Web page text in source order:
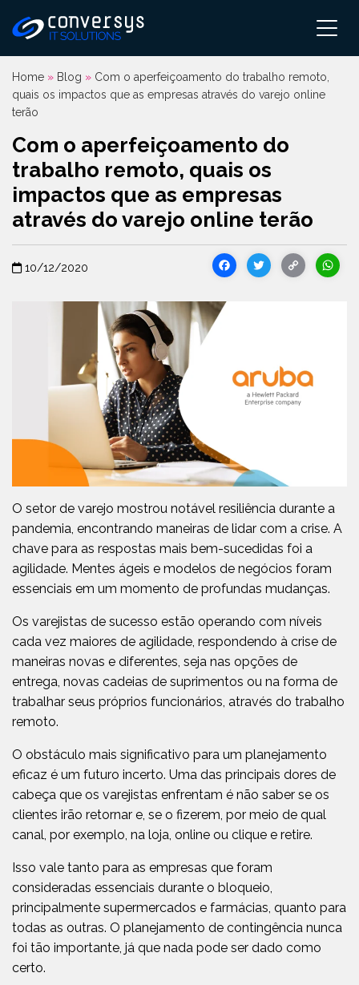
para
conteúdo
Home » Blog » Com o aperfeiçoamento do trabalho remoto,
quais os impactos que as empresas através do varejo online
terão
Com o aperfeiçoamento do
trabalho remoto, quais os
impactos que as empresas
através do varejo online terão
10/12/2020 Facebook
Twitter
O setor de varejo mostrou notável resiliência durante a
pandemia, encontrando maneiras de lidar com a crise. A
chave para as respostas mais bem-sucedidas foi a
agilidade. Mentes ágeis e modelos de negócios foram
essenciais em um momento de profundas mudanças.
Os varejistas de sucesso estão operando com níveis
cada vez maiores de agilidade, respondendo à crise de
maneiras novas e diferentes, seja nas opções de
entrega, novas cadeias de suprimentos ou na forma de
trabalhar seus próprios funcionários, através do trabalho
remoto.
O obstáculo mais significativo para um planejamento
eficaz é um futuro incerto. Uma das principais dores de
cabeça que os varejistas enfrentam é não saber se os
clientes irão retornar e, se o fizerem, por meio de qual
canal, por exemplo, na loja, online ou clique e retire.
Isso vale tanto para as empresas que foram
consideradas essenciais durante o bloqueio,
principalmente supermercados e farmácias, quanto para
todas as outras. O planejamento de contingência nunca
foi tão importante, já que nada pode ser dado como
certo.